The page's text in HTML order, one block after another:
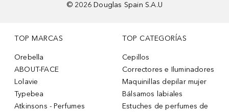
© 2026 Douglas Spain S.A.U
TOP MARCAS
Orebella
ABOUT-FACE
Lolavie
Typebea
Atkinsons - Perfumes
TOP CATEGORÍAS
Cepillos
Correctores e Iluminadores
Maquinillas depilar mujer
Bálsamos labiales
Estuches de perfumes de